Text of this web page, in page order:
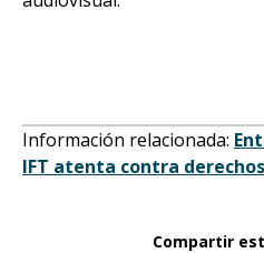
Información relacionada:
IFT atenta contra
Compartir